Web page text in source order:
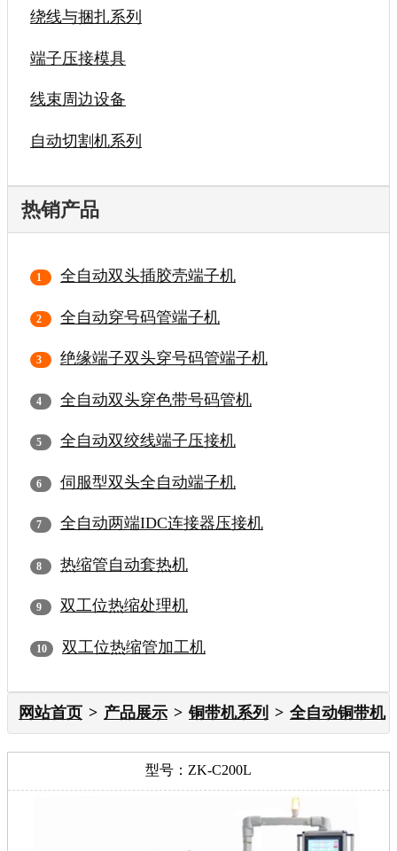
绕线与捆扎系列
端子压接模具
线束周边设备
自动切割机系列
热销产品
全自动双头插胶壳端子机
全自动穿号码管端子机
绝缘端子双头穿号码管端子机
全自动双头穿色带号码管机
全自动双绞线端子压接机
伺服型双头全自动端子机
全自动两端IDC连接器压接机
热缩管自动套热机
双工位热缩处理机
双工位热缩管加工机
网站首页 产品展示 铜带机系列 全自动铜带机
型号：ZK-C200L